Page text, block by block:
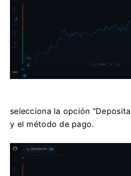
selecciona la opción
y el método de pago.